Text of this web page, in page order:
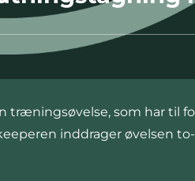
træningsøvelse, som har til
inddrager øvelsen